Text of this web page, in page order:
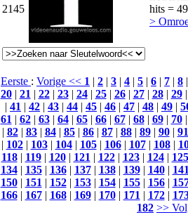
2145
hits =
>
Eerste : Vorige << 1 | 2 | 3 | 4 | 5 | 6 | 7 | 8
20| 21| 22| 23| 24| 25| 26| 27| 28| 29
| 41 | 42 | 43 | 44 | 45 | 46 | 47 | 48 | 49 |
61| 62| 63| 64| 65| 66| 67| 68| 69| 70
| 82| 83| 84| 85| 86| 87| 88| 89| 90| 91
| 102| 103| 104| 105| 106| 107| 108|
118| 119| 120| 121| 122| 123| 124| 125
134| 135| 136| 137| 138| 139| 140|
150| 151| 152| 153| 154| 155| 156|
166| 167| 168| 169| 170| 171| 172|
182 >>